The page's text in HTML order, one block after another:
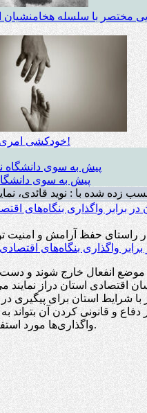
مختصر با سلسله هخامنشیان از
خودکشی امری فردی نیست!
پیش به سوی
زده شده با : نوید قائدی،
راستای حفظ آرامش و امنیت
واگذاری بنگاه‌های
موضع انفعال خارج شوند و
اقتصادی استان دراز
با شرایط استان برای پیگیری
دفاع و قانونی کردن آن بتواند
واگذاری‌ها مورد استفاده قرار گیرد.